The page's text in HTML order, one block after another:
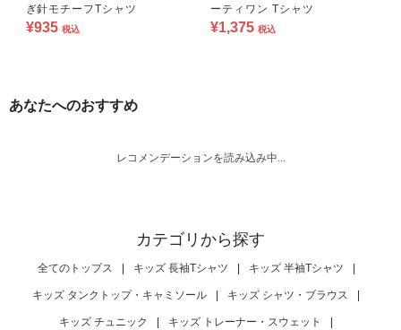
ぎ針モチーフTシャツ
¥935 税込
ーティワン Tシャツ
¥1,375 税込
あなたへのおすすめ
レコメンデーションを読み込み中...
カテゴリから探す
全てのトップス キッズ 長袖Tシャツ キッズ 半袖Tシャツ
キッズ タンクトップ・キャミソール キッズ シャツ・ブラウス
キッズ チュニック キッズ トレーナー・スウェット